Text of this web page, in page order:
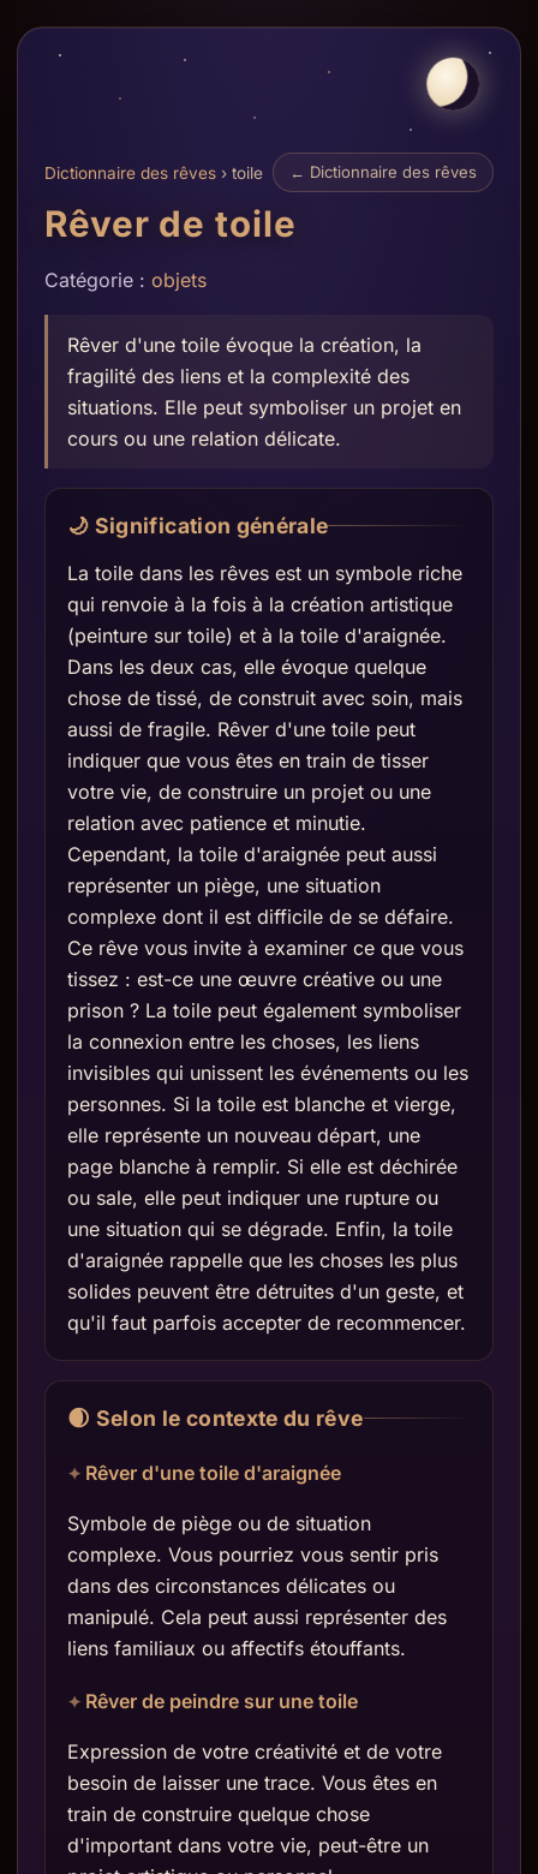
Dictionnaire des rêves › toile ← Dictionnaire des rêves
Rêver de toile
Catégorie : objets
Rêver d'une toile évoque la création, la
fragilité des liens et la complexité des
situations. Elle peut symboliser un projet en
cours ou une relation délicate.
🌙 Signification générale
La toile dans les rêves est un symbole riche
qui renvoie à la fois à la création artistique
(peinture sur toile) et à la toile d'araignée.
Dans les deux cas, elle évoque quelque
chose de tissé, de construit avec soin, mais
aussi de fragile. Rêver d'une toile peut
indiquer que vous êtes en train de tisser
votre vie, de construire un projet ou une
relation avec patience et minutie.
Cependant, la toile d'araignée peut aussi
représenter un piège, une situation
complexe dont il est difficile de se défaire.
Ce rêve vous invite à examiner ce que vous
tissez : est-ce une œuvre créative ou une
prison ? La toile peut également symboliser
la connexion entre les choses, les liens
invisibles qui unissent les événements ou les
personnes. Si la toile est blanche et vierge,
elle représente un nouveau départ, une
page blanche à remplir. Si elle est déchirée
ou sale, elle peut indiquer une rupture ou
une situation qui se dégrade. Enfin, la toile
d'araignée rappelle que les choses les plus
solides peuvent être détruites d'un geste, et
qu'il faut parfois accepter de recommencer.
🌒 Selon le contexte du rêve
Rêver d'une toile d'araignée
Symbole de piège ou de situation
complexe. Vous pourriez vous sentir pris
dans des circonstances délicates ou
manipulé. Cela peut aussi représenter des
liens familiaux ou affectifs étouffants.
Rêver de peindre sur une toile
Expression de votre créativité et de votre
besoin de laisser une trace. Vous êtes en
train de construire quelque chose
d'important dans votre vie, peut-être un